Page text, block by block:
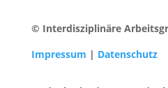
© Interdisziplinäre
Impressum | Datenschutz